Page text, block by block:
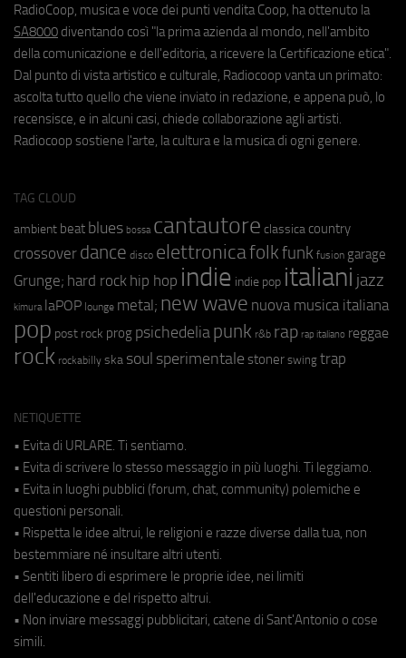
RadioCoop, musica e voce dei punti vendita Coop, ha ottenuto la
SA8000 diventando così "la prima azienda al mondo, nell'ambito
della comunicazione e dell'editoria, a ricevere la Certificazione etica".
Dal punto di vista artistico e culturale, Radiocoop vanta un primato:
ascolta tutto quello che viene inviato in redazione, e appena può, lo
recensisce, e in alcuni casi, chiede collaborazione agli artisti.
Radiocoop sostiene l'arte, la cultura e la musica di ogni genere.
TAG CLOUD
ambient beat blues bossa cantautore classica country
crossover dance disco elettronicafolkfunk fusion garage
Grunge; hard rock hip hop indie indie pop italiani jazz
kimura laPOP lounge metal; new wave nuova musica italiana
pop post rock prog psichedeliapunk r&b rap rap italiano reggae
rock rockabilly ska soul sperimentale stoner swing trap
NETIQUETTE
• Evita di URLARE. Ti sentiamo.
• Evita di scrivere lo stesso messaggio in più luoghi. Ti leggiamo.
• Evita in luoghi pubblici (forum, chat, community) polemiche e
questioni personali.
• Rispetta le idee altrui, le religioni e razze diverse dalla tua, non
bestemmiare né insultare altri utenti.
• Sentiti libero di esprimere le proprie idee, nei limiti
dell'educazione e del rispetto altrui.
• Non inviare messaggi pubblicitari, catene di Sant'Antonio o cose
simili.